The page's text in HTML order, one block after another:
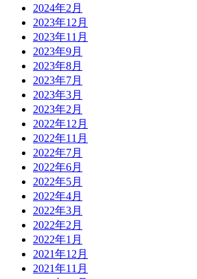
2024年2月
2023年12月
2023年11月
2023年9月
2023年8月
2023年7月
2023年3月
2023年2月
2022年12月
2022年11月
2022年7月
2022年6月
2022年5月
2022年4月
2022年3月
2022年2月
2022年1月
2021年12月
2021年11月